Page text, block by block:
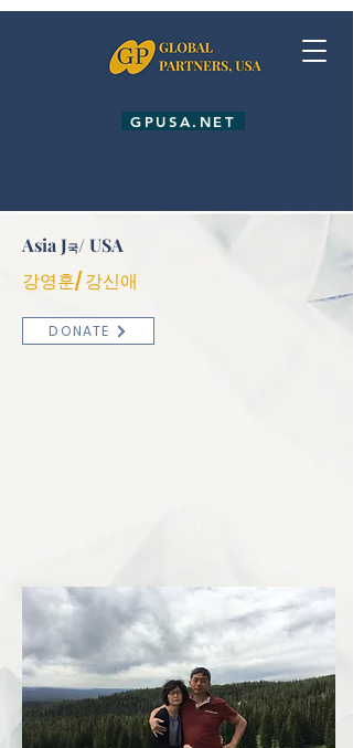
GPUSA.NET
Asia J국/ USA
강영훈/ 강신애
DONATE